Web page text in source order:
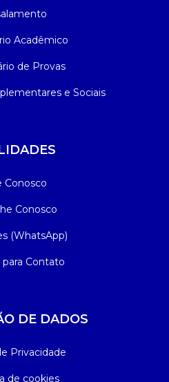
Acadêmico
de Provas
e Sociais
Conosco
Conosco
(WhatsApp)
para Contato
DE DADOS
Privacidade
de cookies